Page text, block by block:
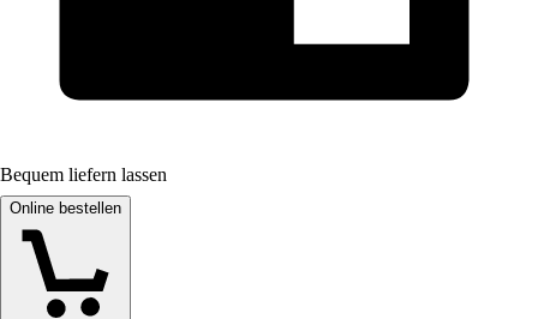
Bequem liefern lassen
Online bestellen